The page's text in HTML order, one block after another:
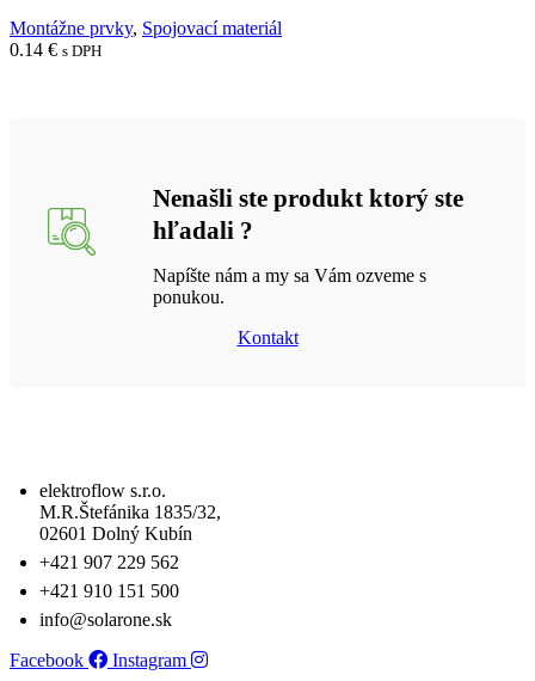
Montážne prvky, Spojovací materiál
0.14 € s DPH
Nenašli ste produkt ktorý ste
hľadali ?
Napíšte nám a my sa Vám ozveme s
ponukou.
Kontakt
elektroflow s.r.o.
M.R.Štefánika 1835/32,
02601 Dolný Kubín
+421 907 229 562
+421 910 151 500
info@solarone.sk
Facebook
Instagram